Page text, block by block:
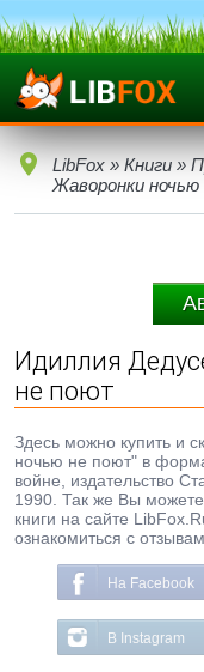
LibFox » Книги »
Жаворонки
Идиллия
не поют
Здесь можно купить и
ночью не поют" в
войне, издательство
1990. Так же Вы можете
книги на сайте
ознакомиться с
На Facebook
В Instagram